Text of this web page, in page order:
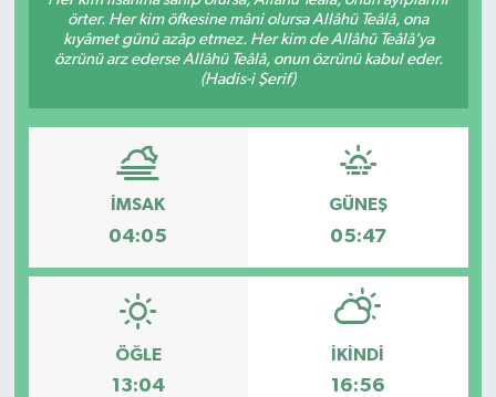
örter. Her kim öfkesine mâni olursa Allâhü Teâlâ, ona
kıyâmet günü azâp etmez. Her kim de Allâhü Teâlâ’ya
özrünü arz ederse Allâhü Teâlâ, onun özrünü kabul eder.
(Hadis-i Şerif)
İMSAK
04:05
GÜNEŞ
05:47
ÖĞLE
13:04
İKINDI
16:56